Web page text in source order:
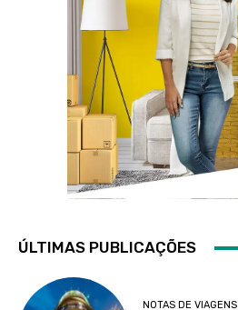
ÚLTIMAS PUBLICAÇÕES
NOTAS DE VIAGENS